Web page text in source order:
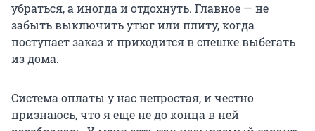
убраться, а иногда и отдохнуть. Главное — не
забыть выключить утюг или плиту, когда
поступает заказ и приходится в спешке выбегать
из дома.
Система оплаты у нас непростая, и честно
признаюсь, что я еще не до конца в ней